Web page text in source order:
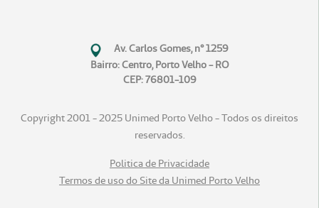
Av. Carlos Gomes, n° 1259
Bairro: Centro, Porto Velho - RO
CEP: 76801-109
Copyright 2001 - 2025 Unimed Porto Velho - Todos os direitos
reservados.
Politica de Privacidade
Termos de uso do Site da Unimed Porto Velho